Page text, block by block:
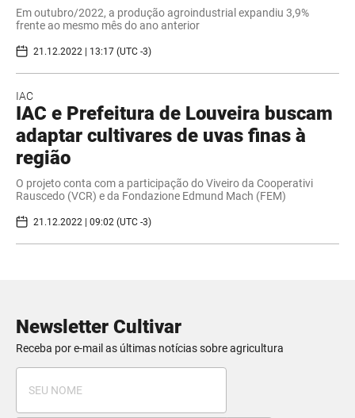
Em outubro/2022, a produção agroindustrial expandiu 3,9%
frente ao mesmo mês do ano anterior
21.12.2022 | 13:17 (UTC -3)
IAC
IAC e Prefeitura de Louveira buscam
adaptar cultivares de uvas finas à
região
O projeto conta com a participação do Viveiro da Cooperativi
Rauscedo (VCR) e da Fondazione Edmund Mach (FEM)
21.12.2022 | 09:02 (UTC -3)
Newsletter Cultivar
Receba por e-mail as últimas notícias sobre agricultura